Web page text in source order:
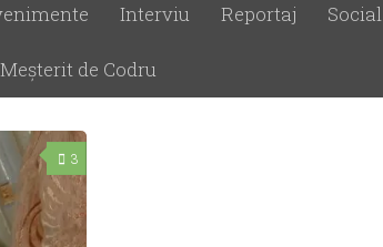
Interviu Reportaj Social
Meşterit de Codru
3